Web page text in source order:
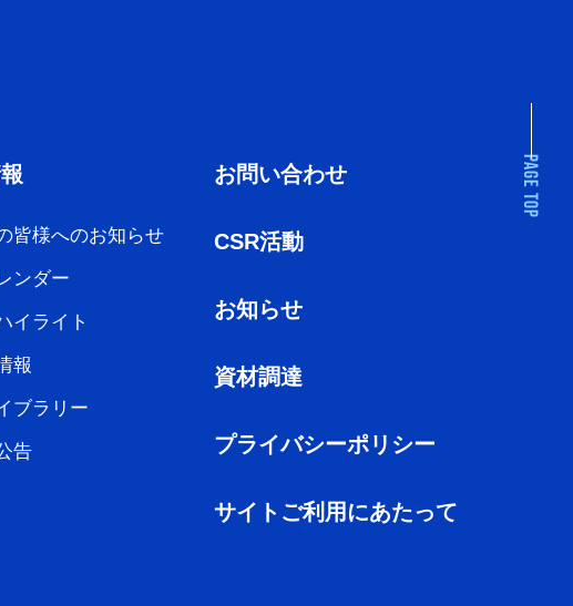
皆様へのお知らせ
ンダー
イライト
報
ブラリー
告
お問い合わせ
CSR活動
お知らせ
資材調達
プライバシーポリシー
サイトご利用にあたって